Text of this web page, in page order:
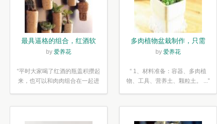
最具逼格的组合，红酒软
木塞diy多肉植物盆栽
by 爱养花
“平时大家喝了红酒的瓶盖积攒起
来，也可以和肉肉组合在一起进
多肉植物盆栽制作，只需
简单6步
by 爱养花
“ 1、材料准备：容器、多肉植
物、工具、营养土、颗粒土。 ...”